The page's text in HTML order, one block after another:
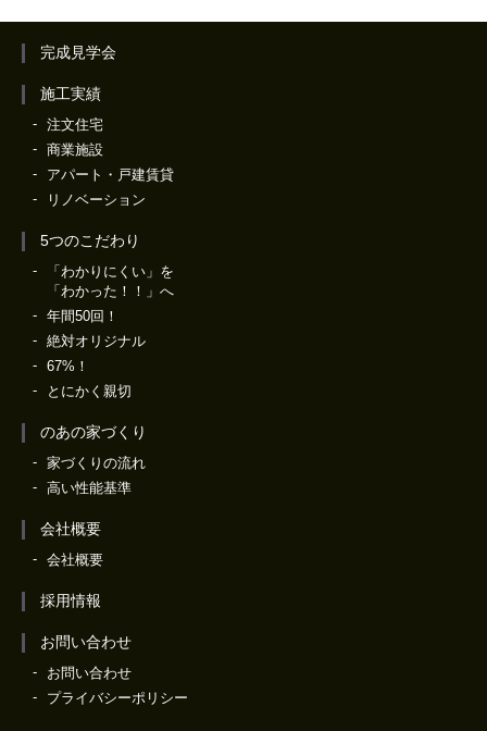
完成見学会
施工実績
注文住宅
商業施設
アパート・戸建賃貸
リノベーション
5つのこだわり
「わかりにくい」を
「わかった！！」へ
年間50回！
絶対オリジナル
67%！
とにかく親切
のあの家づくり
家づくりの流れ
高い性能基準
会社概要
会社概要
採用情報
お問い合わせ
お問い合わせ
プライバシーポリシー